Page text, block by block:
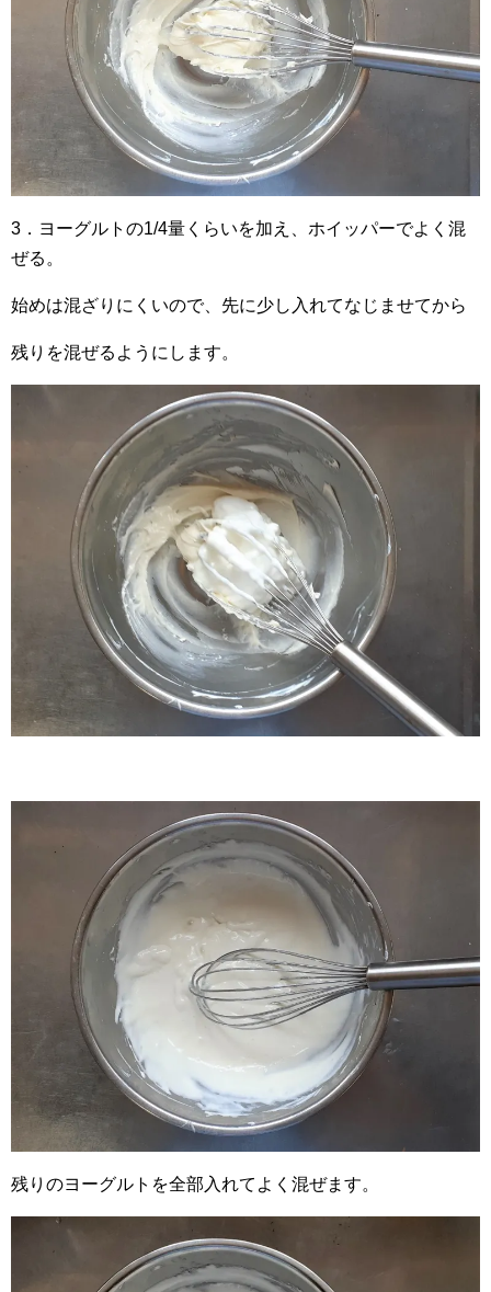
3．ヨーグルトの1/4量くらいを加え、ホイッパーでよく混
ぜる。
始めは混ざりにくいので、先に少し入れてなじませてから
残りを混ぜるようにします。
残りのヨーグルトを全部入れてよく混ぜます。